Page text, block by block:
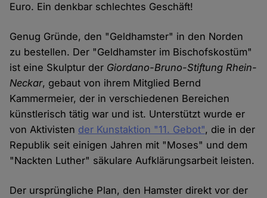
Euro. Ein denkbar schlechtes Geschäft!
Genug Gründe, den "Geldhamster" in den Norden
zu bestellen. Der "Geldhamster im Bischofskostüm"
ist eine Skulptur der Giordano-Bruno-Stiftung Rhein-
Neckar, gebaut von ihrem Mitglied Bernd
Kammermeier, der in verschiedenen Bereichen
künstlerisch tätig war und ist. Unterstützt wurde er
von Aktivisten der Kunstaktion "11. Gebot", die in der
Republik seit einigen Jahren mit "Moses" und dem
"Nackten Luther" säkulare Aufklärungsarbeit leisten.
Der ursprüngliche Plan, den Hamster direkt vor der